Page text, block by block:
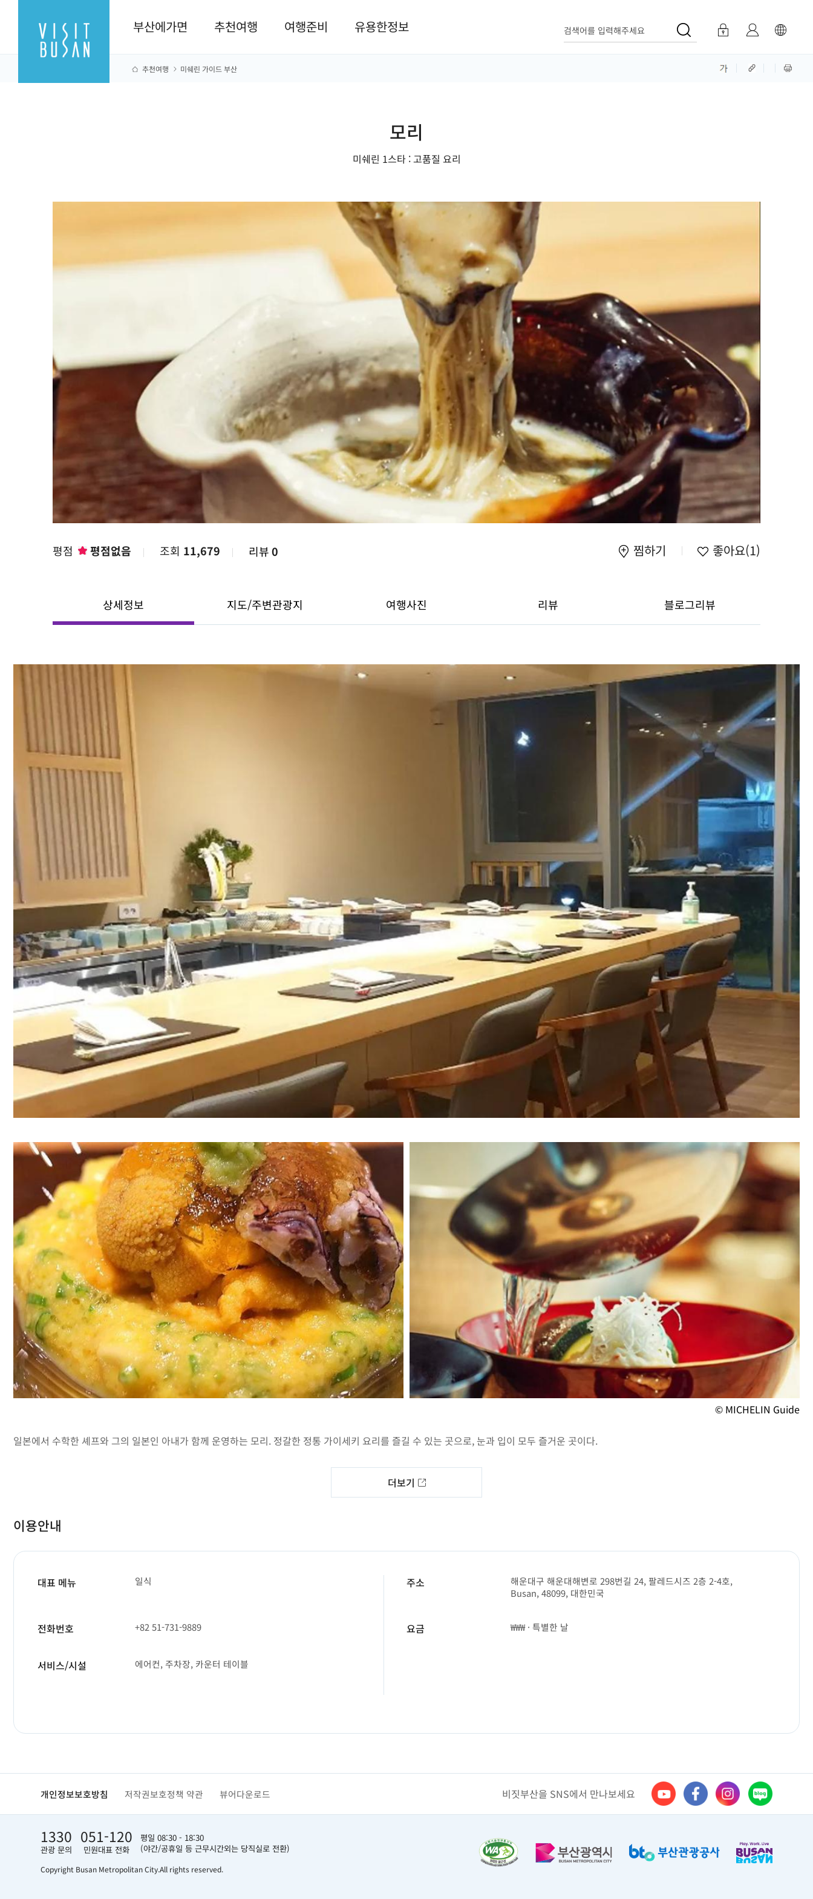
부산에가면 추천여행 여행준비 유용한정보 검색어를 입력해주세요
추천여행 미쉐린 가이드 부산
모리
미쉐린 1스타 : 고품질 요리
평점 평점없음 조회 11,679 리뷰0 찜하기 좋아요(1)
상세정보 지도/주변관광지 여행사진 리뷰 블로그리뷰
© MICHELIN Guide
일본에서 수학한 셰프와 그의 일본인 아내가 함께 운영하는 모리. 정갈한 정통 가이세키 요리를 즐길 수 있는 곳으로, 눈과 입이 모두 즐거운 곳이다.
더보기
이용안내
대표 메뉴 일식 주소
해운대구 해운대해변로 298번길 24, 팔레드시즈 2층 2-4호,
Busan, 48099, 대한민국
전화번호 +82 51-731-9889 요금 ₩₩₩ · 특별한 날
서비스/시설 에어컨, 주차장, 카운터 테이블
개인정보보호방침 저작권보호정책 약관 뷰어다운로드 비짓부산을 SNS에서 만나보세요
1330
관광 문의
051-120
민원대표 전화
평일 08:30 - 18:30
(야간/공휴일 등 근무시간외는 당직실로 전환)
Copyright Busan Metropolitan City.All rights reserved.